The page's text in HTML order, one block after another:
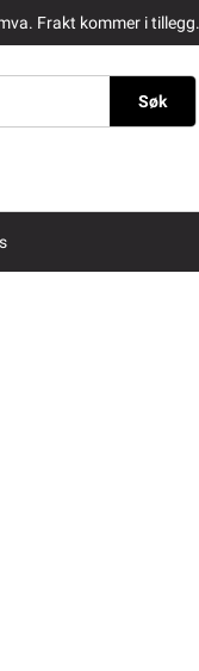
Frakt kommer i tillegg.
Søk